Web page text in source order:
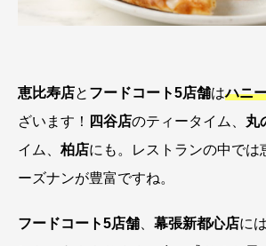
恵比寿店と フードコート5店舗はハニ
ざいます！ 四谷店のティータイム、 丸
イム、柏店にも。レストランの中では
ーズナンが豊富ですね。
フードコート5店舗 幕張新都心店には